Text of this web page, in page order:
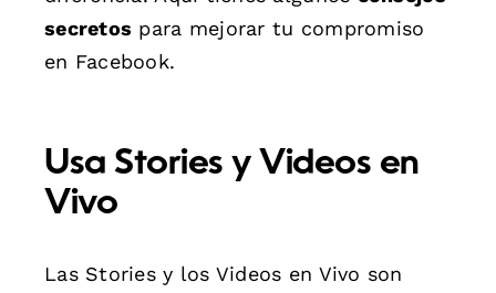
secretos para mejorar tu compromiso
en Facebook.
Usa Stories y Videos en
Vivo
Las Stories y los Videos en Vivo son